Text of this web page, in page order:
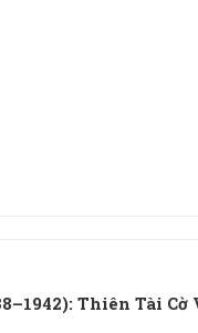
Thiên Tài Cờ